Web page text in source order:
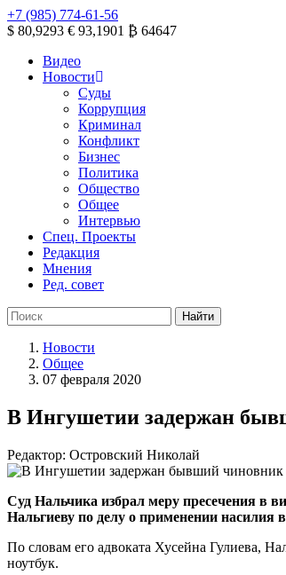
+7 (985) 774-61-56
$ 80,9293 € 93,1901 ₿ 64647
Видео
Новости
Суды
Коррупция
Криминал
Конфликт
Бизнес
Политика
Общество
Общее
Интервью
Спец. Проекты
Редакция
Мнения
Ред. совет
Новости
Общее
07 февраля 2020
В Ингушетии задержан
Редактор: Островский Николай
Суд Нальчика избрал меру пресечения в
Нальгиеву по делу о применении насилия
По словам его адвоката Хусейна Гулиева,
ноутбук.